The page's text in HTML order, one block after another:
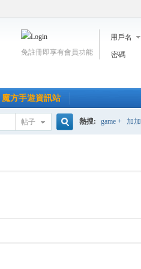
用戶名
密碼
免註冊即享有會員功能
魔方手遊資訊站
帖子 熱搜: game + 加加